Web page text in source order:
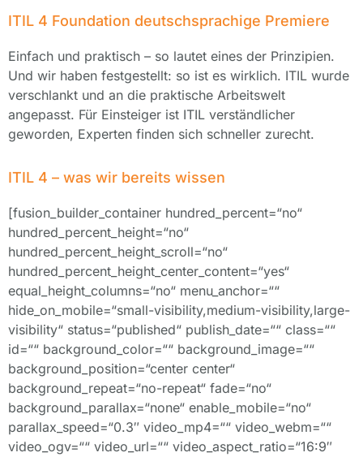
ITIL 4 Foundation deutschsprachige Premiere
Einfach und praktisch – so lautet eines der Prinzipien.
Und wir haben festgestellt: so ist es wirklich. ITIL wurde
verschlankt und an die praktische Arbeitswelt
angepasst. Für Einsteiger ist ITIL verständlicher
geworden, Experten finden sich schneller zurecht.
ITIL 4 – was wir bereits wissen
[fusion_builder_container hundred_percent=“no“
hundred_percent_height=“no“
hundred_percent_height_scroll=“no“
hundred_percent_height_center_content=“yes“
equal_height_columns=“no“ menu_anchor=““
hide_on_mobile=“small-visibility,medium-visibility,large-
visibility“ status=“published“ publish_date=““ class=““
id=““ background_color=““ background_image=““
background_position=“center center“
background_repeat=“no-repeat“ fade=“no“
background_parallax=“none“ enable_mobile=“no“
parallax_speed=“0.3″ video_mp4=““ video_webm=““
video_ogv=““ video_url=““ video_aspect_ratio=“16:9″